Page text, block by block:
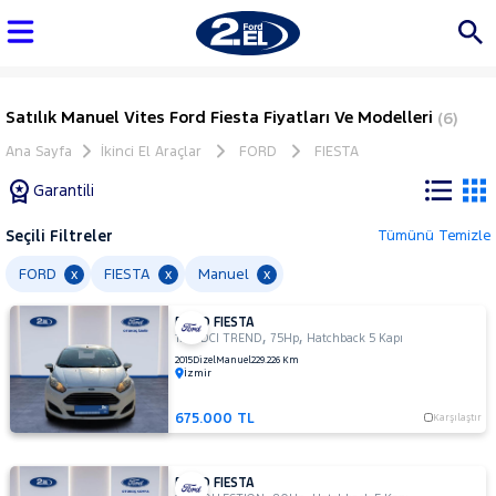
Satılık Manuel Vites Ford Fiesta Fiyatları Ve Modelleri (6)
Ana Sayfa İkinci El Araçlar FORD FIESTA
Garantili
Tüm
Araçlar
AUDI
BMC
BMW
BYD
Seçili Filtreler Tümünü Temizle
FORD x FIESTA x Manuel x
FORD FIESTA
1.5 TDCI TREND,75Hp, Hatchback 5 Kapı
2015DizelManuel229.226 Km
İzmir
675.000 TL Karşılaştır
FORD FIESTA